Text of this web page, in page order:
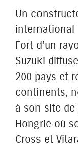
Un
international
Fort d’un
Suzuki
200 pays et
continents,
à son site
Hongrie où
Cross et